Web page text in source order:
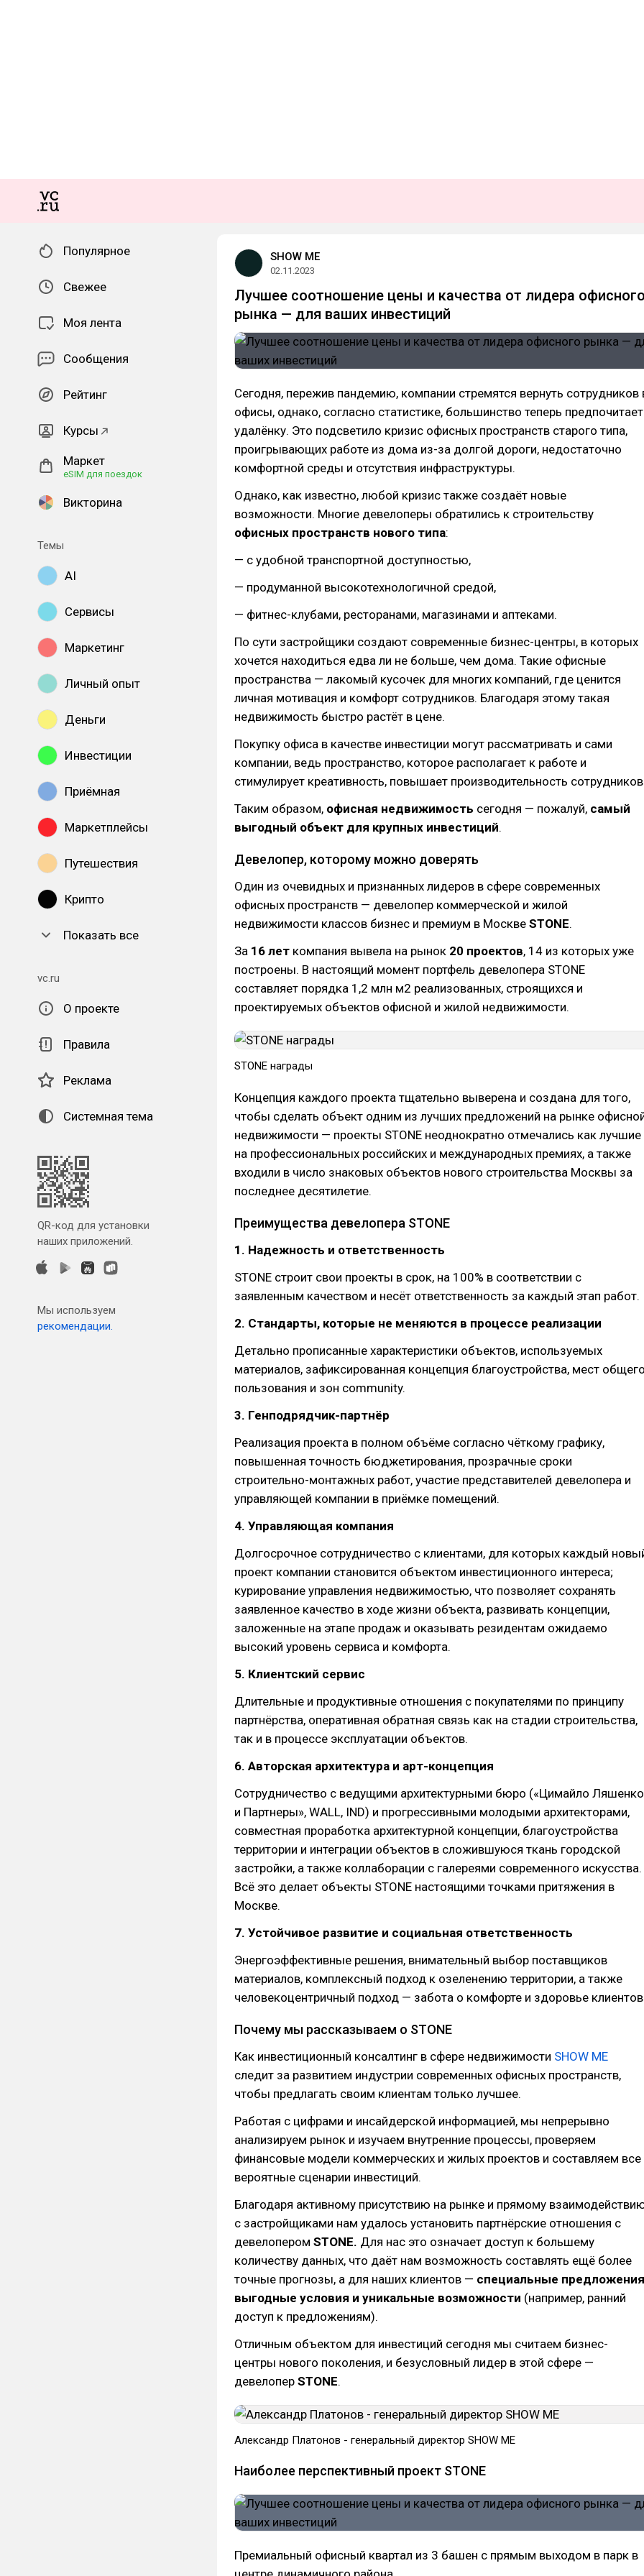
Популярное
Свежее
Моя лента
Сообщения
Рейтинг
Курсы
Маркет
eSIM для поездок
Викторина
Темы
AI
Сервисы
Маркетинг
Личный опыт
Деньги
Инвестиции
Приёмная
Маркетплейсы
Путешествия
Крипто
Показать все
vc.ru
О проекте
Правила
Реклама
Системная тема
QR-код для установки
наших приложений.
Мы используем
рекомендации.
SHOW ME
02.11.2023
Лучшее соотношение цены и качества от лидера
рынка — для ваших инвестиций
Сегодня, пережив пандемию, компании стремятся вернуть сотрудников
офисы, однако, согласно статистике, большинство теперь предпочитает
удалёнку. Это подсветило кризис офисных пространств старого типа,
проигрывающих работе из дома из-за долгой дороги, недостаточно
комфортной среды и отсутствия инфраструктуры.
Однако, как известно, любой кризис также создаёт новые
возможности. Многие девелоперы обратились к строительству
офисных пространств нового типа:
— с удобной транспортной доступностью,
— продуманной высокотехнологичной средой,
— фитнес-клубами, ресторанами, магазинами и аптеками.
По сути застройщики создают современные бизнес-центры, в которых
хочется находиться едва ли не больше, чем дома. Такие офисные
пространства — лакомый кусочек для многих компаний, где ценится
личная мотивация и комфорт сотрудников. Благодаря этому такая
недвижимость быстро растёт в цене.
Покупку офиса в качестве инвестиции могут рассматривать и сами
компании, ведь пространство, которое располагает к работе и
стимулирует креативность, повышает производительность
Таким образом, офисная недвижимость сегодня — пожалуй, самый
выгодный объект для крупных инвестиций.
Девелопер, которому можно доверять
Один из очевидных и признанных лидеров в сфере современных
офисных пространств — девелопер коммерческой и жилой
недвижимости классов бизнес и премиум в Москве STONE.
За 16 лет компания вывела на рынок 20 проектов, 14 из которых уже
построены. В настоящий момент портфель девелопера STONE
составляет порядка 1,2 млн м2 реализованных, строящихся и
проектируемых объектов офисной и жилой недвижимости.
STONE награды
Концепция каждого проекта тщательно выверена и создана для того,
чтобы сделать объект одним из лучших предложений на рынке
недвижимости — проекты STONE неоднократно отмечались как лучшие
на профессиональных российских и международных премиях, а также
входили в число знаковых объектов нового строительства Москвы за
последнее десятилетие.
Преимущества девелопера STONE
1. Надежность и ответственность
STONE строит свои проекты в срок, на 100% в соответствии с
заявленным качеством и несёт ответственность за каждый этап работ.
2. Стандарты, которые не меняются в процессе реализации
Детально прописанные характеристики объектов, используемых
материалов, зафиксированная концепция благоустройства, мест
пользования и зон community.
3. Генподрядчик-партнёр
Реализация проекта в полном объёме согласно чёткому графику,
повышенная точность бюджетирования, прозрачные сроки
строительно-монтажных работ, участие представителей девелопера и
управляющей компании в приёмке помещений.
4. Управляющая компания
Долгосрочное сотрудничество с клиентами, для которых каждый
проект компании становится объектом инвестиционного интереса;
курирование управления недвижимостью, что позволяет сохранять
заявленное качество в ходе жизни объекта, развивать концепции,
заложенные на этапе продаж и оказывать резидентам ожидаемо
высокий уровень сервиса и комфорта.
5. Клиентский сервис
Длительные и продуктивные отношения с покупателями по принципу
партнёрства, оперативная обратная связь как на стадии строительства,
так и в процессе эксплуатации объектов.
6. Авторская архитектура и арт-концепция
Сотрудничество с ведущими архитектурными бюро («Цимайло Ляшенко
и Партнеры», WALL, IND) и прогрессивными молодыми архитекторами,
совместная проработка архитектурной концепции, благоустройства
территории и интеграции объектов в сложившуюся ткань городской
застройки, а также коллаборации с галереями современного искусства.
Всё это делает объекты STONE настоящими точками притяжения в
Москве.
7. Устойчивое развитие и социальная ответственность
Энергоэффективные решения, внимательный выбор поставщиков
материалов, комплексный подход к озеленению территории, а также
человекоцентричный подход — забота о комфорте и здоровье
Почему мы рассказываем о STONE
Как инвестиционный консалтинг в сфере недвижимости SHOW ME
следит за развитием индустрии современных офисных пространств,
чтобы предлагать своим клиентам только лучшее.
Работая с цифрами и инсайдерской информацией, мы непрерывно
анализируем рынок и изучаем внутренние процессы, проверяем
финансовые модели коммерческих и жилых проектов и составляем все
вероятные сценарии инвестиций.
Благодаря активному присутствию на рынке и прямому
с застройщиками нам удалось установить партнёрские отношения с
девелопером STONE. Для нас это означает доступ к большему
количеству данных, что даёт нам возможность составлять ещё более
точные прогнозы, а для наших клиентов — специальные
выгодные условия и уникальные возможности (например, ранний
доступ к предложениям).
Отличным объектом для инвестиций сегодня мы считаем бизнес-
центры нового поколения, и безусловный лидер в этой сфере —
девелопер STONE.
Александр Платонов - генеральный директор SHOW ME
Наиболее перспективный проект STONE
Премиальный офисный квартал из 3 башен с прямым выходом в парк в